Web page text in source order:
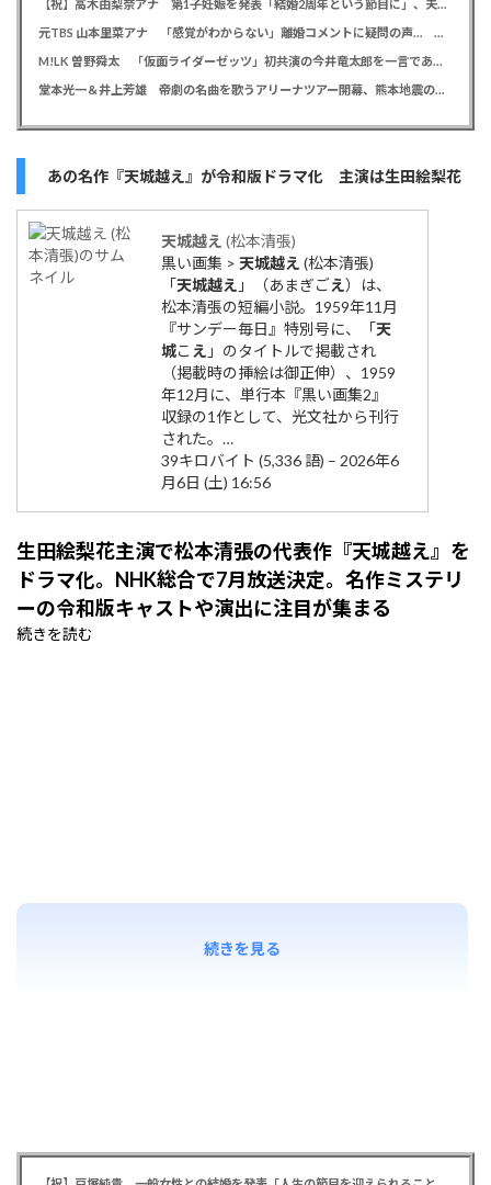
【祝】高木由梨奈アナ 第1子妊娠を発表「結婚2周年という節目に」、夫は岸田タツヤ
元TBS 山本里菜アナ 「感覚がわからない」離婚コメントに疑問の声… シャンパンタワーの超豪華式も結婚生活は4年半で終止符
M!LK 曽野舜太 「仮面ライダーゼッツ」初共演の今井竜太郎を一言であらわすと「大きいゴールデンレトリバー
堂本光一＆井上芳雄 帝劇の名曲を歌うアリーナツアー開幕、熊本地震の募金箱も設置「ステージから元気を届けられる形になれば」
あの名作『天城越え』が令和版ドラマ化 主演は生田絵梨花
天城越え (松本清張)
黒い画集 > 天城越え (松本清張)
「天城越え 」（あまぎごえ）は、
松本清張の短編小説。1959年11月
『サンデー毎日』特別号に、「天
城こ え 」のタイトルで掲載され
（掲載時の挿絵は御正伸）、1959
年12月に、単行本『黒い画集2』
収録の1作として、光文社から刊行
された。…
39キロバイト (5,336 語) – 2026年6
月6日 (土) 16:56
生田絵梨花主演で松本清張の代表作『天城越え』を
ドラマ化。NHK総合で7月放送決定。名作ミステリ
ーの令和版キャストや演出に注目が集まる
続きを読む
続きを見る